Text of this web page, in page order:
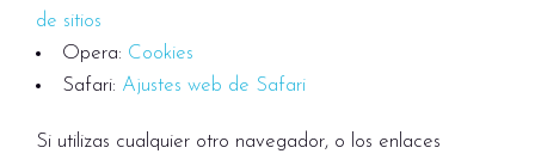
de sitios
Opera: Cookies
Safari: Ajustes web de Safari
Si utilizas cualquier otro navegador, o los enlaces